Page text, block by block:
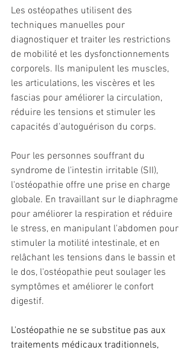
Les ostéopathes utilisent des
techniques manuelles pour
diagnostiquer et traiter les restrictions
de mobilité et les dysfonctionnements
corporels. Ils manipulent les muscles,
les articulations, les viscères et les
fascias pour améliorer la circulation,
réduire les tensions et stimuler les
capacités d'autoguérison du corps.
Pour les personnes souffrant du
syndrome de l'intestin irritable (SII),
l'ostéopathie offre une prise en charge
globale. En travaillant sur le diaphragme
pour améliorer la respiration et réduire
le stress, en manipulant l'abdomen pour
stimuler la motilité intestinale, et en
relâchant les tensions dans le bassin et
le dos, l'ostéopathie peut soulager les
symptômes et améliorer le confort
digestif.
L'ostéopathie ne se substitue pas aux
traitements médicaux traditionnels,